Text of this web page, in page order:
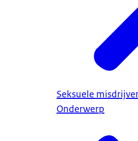
Seksuele
Onderwerp